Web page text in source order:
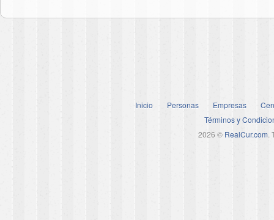
Inicio Personas Empresas
Términos y
2026 © RealCur.com.